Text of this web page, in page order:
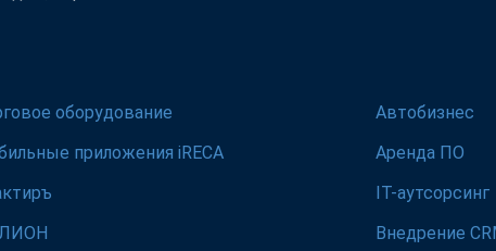
оборудование
Автобизнес
приложения iRECA
Аренда ПО
IT-аутсорсинг
Внедрение